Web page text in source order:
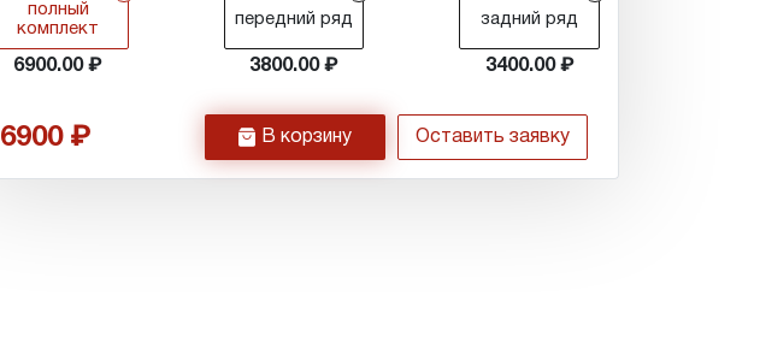
полный
комплект
6900.00
передний ряд
3800.00
задний ряд
3400.00
6900 h В корзину Оставить заявку